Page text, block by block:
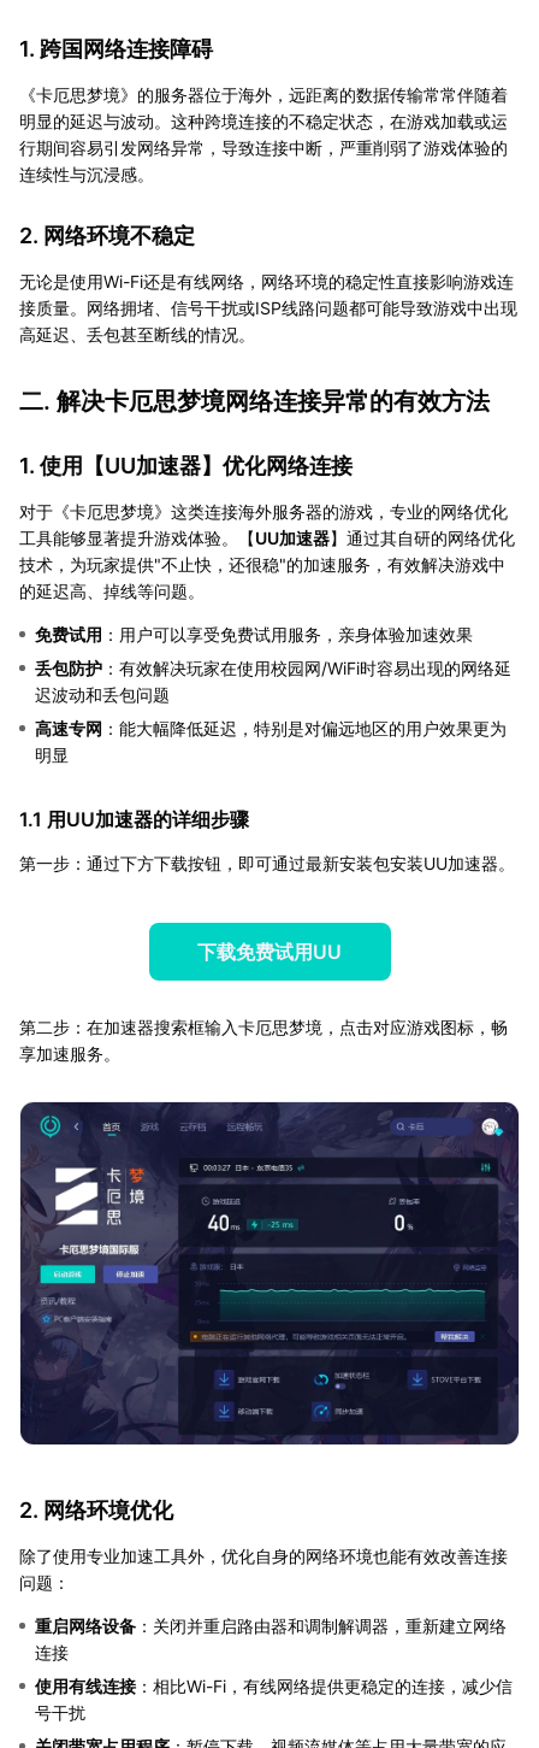
1. 跨国网络连接障碍
《卡厄思梦境》的服务器位于海外，远距离的数据传输常常伴随着
明显的延迟与波动。这种跨境连接的不稳定状态，在游戏加载或运
行期间容易引发网络异常，导致连接中断，严重削弱了游戏体验的
连续性与沉浸感。
2. 网络环境不稳定
无论是使用Wi-Fi还是有线网络，网络环境的稳定性直接影响游戏连
接质量。网络拥堵、信号干扰或ISP线路问题都可能导致游戏中出现
高延迟、丢包甚至断线的情况。
二. 解决卡厄思梦境网络连接异常的有效方法
1. 使用【UU加速器】优化网络连接
对于《卡厄思梦境》这类连接海外服务器的游戏，专业的网络优化
工具能够显著提升游戏体验。【UU加速器】通过其自研的网络优化
技术，为玩家提供"不止快，还很稳"的加速服务，有效解决游戏中
的延迟高、掉线等问题。
免费试用 ：用户可以享受免费试用服务，亲身体验加速效果
丢包防护 ：有效解决玩家在使用校园网/WiFi时容易出现的网络延
迟波动和丢包问题
高速专网 ：能大幅降低延迟，特别是对偏远地区的用户效果更为
明显
1.1 用UU加速器的详细步骤
第一步：通过下方下载按钮，即可通过最新安装包安装UU加速器。
下载免费试用UU
第二步：在加速器搜索框输入卡厄思梦境，点击对应游戏图标，畅
享加速服务。
2. 网络环境优化
除了使用专业加速工具外，优化自身的网络环境也能有效改善连接
问题：
重启网络设备 ：关闭并重启路由器和调制解调器，重新建立网络
连接
使用有线连接 ：相比Wi-Fi，有线网络提供更稳定的连接，减少信
号干扰